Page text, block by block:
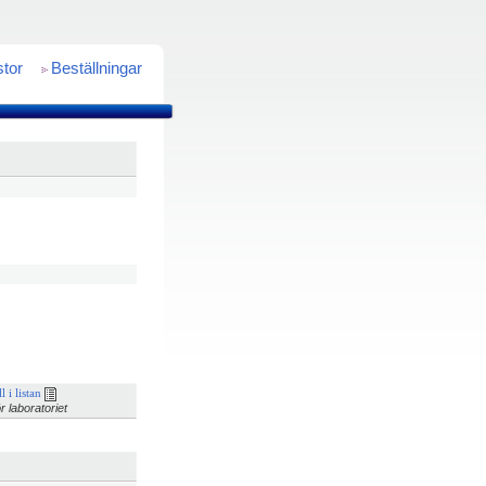
Beställningar
i listan
laboratoriet